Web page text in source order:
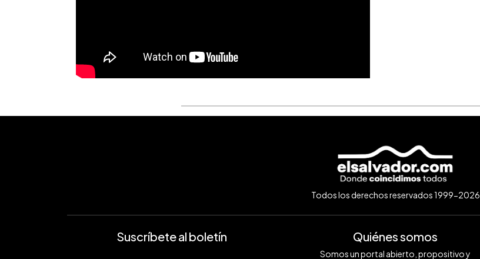
Todos los derechos reservados 1999-2026
Suscríbete al boletín Quiénes somos
Somos un portal abierto, propositivo y